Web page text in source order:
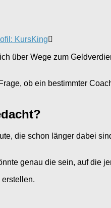
KursKing
über Wege zum
ob ein bestimmter
die schon länger dabei
genau die sein, auf die
erstellen.